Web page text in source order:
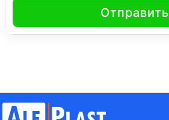
Отправить